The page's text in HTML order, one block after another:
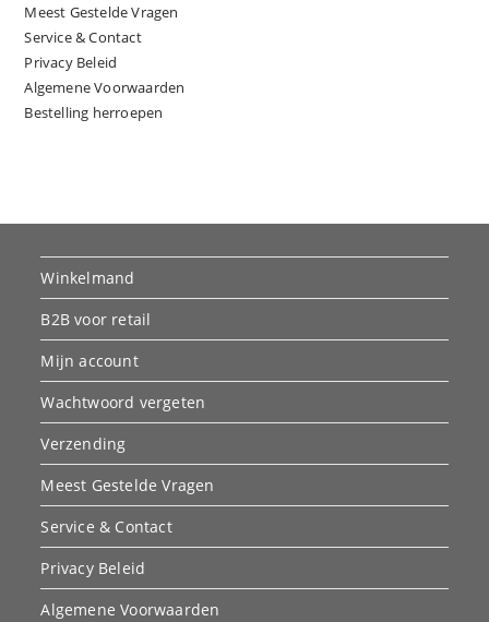
Meest Gestelde Vragen
Service & Contact
Privacy Beleid
Algemene Voorwaarden
Bestelling herroepen
Winkelmand
B2B voor retail
Mijn account
Wachtwoord vergeten
Verzending
Meest Gestelde Vragen
Service & Contact
Privacy Beleid
Algemene Voorwaarden